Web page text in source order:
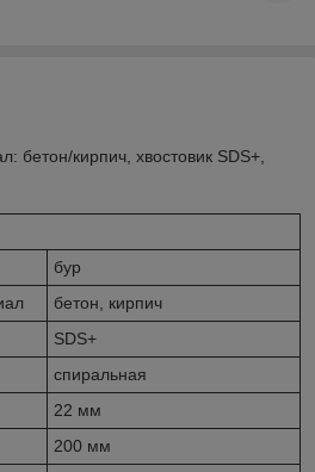
бетон/кирпич, хвостовик SDS+,
бур
бетон, кирпич
SDS+
спиральная
22 мм
200 мм